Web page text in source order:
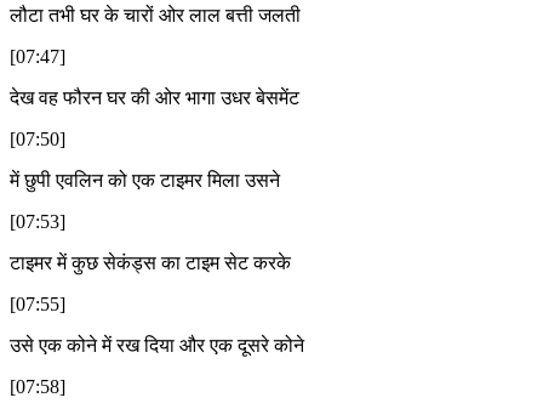
लौटा तभी घर के चारों ओर लाल बत्ती जलती
[07:47]
देख वह फौरन घर की ओर भागा उधर बेसमेंट
[07:50]
में छुपी एवलिन को एक टाइमर मिला उसने
[07:53]
टाइमर में कुछ सेकंड्स का टाइम सेट करके
[07:55]
उसे एक कोने में रख दिया और एक दूसरे कोने
[07:58]